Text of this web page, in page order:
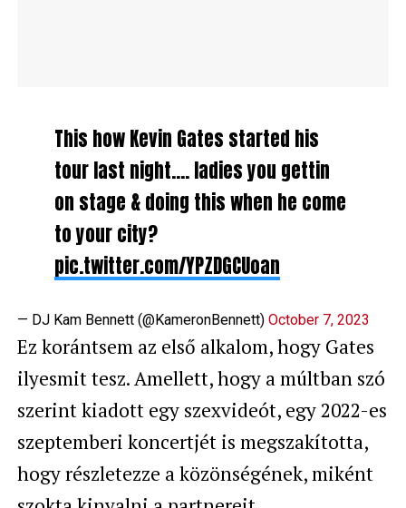
This how Kevin Gates started his
tour last night…. ladies you gettin
on stage & doing this when he come
to your city?
pic.twitter.com/YPZDGCUoan
— DJ Kam Bennett (@KameronBennett) October 7, 2023
Ez korántsem az első alkalom, hogy Gates
ilyesmit tesz. Amellett, hogy a múltban szó
szerint kiadott egy szexvideót, egy 2022-es
szeptemberi koncertjét is megszakította,
hogy részletezze a közönségének, miként